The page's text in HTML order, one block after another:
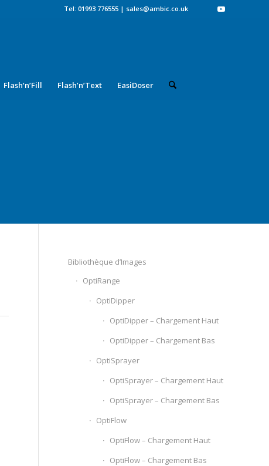
Tel: 01993 776555 | sales@ambic.co.uk
Flash‘n’Fill Flash’n’Text EasiDoser
Bibliothèque d’Images
OptiRange
OptiDipper
OptiDipper – Chargement Haut
OptiDipper – Chargement Bas
OptiSprayer
OptiSprayer – Chargement Haut
OptiSprayer – Chargement Bas
OptiFlow
OptiFlow – Chargement Haut
OptiFlow – Chargement Bas